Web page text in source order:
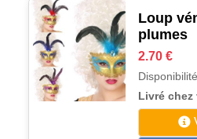
Loup
plumes
2.70 €
Livré chez